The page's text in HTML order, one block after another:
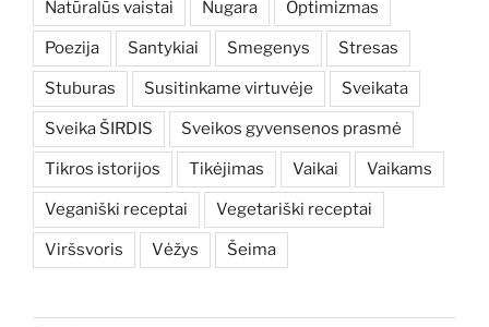
Natūralūs vaistai Nugara Optimizmas
Poezija Santykiai Smegenys Stresas
Stuburas Susitinkame virtuvėje Sveikata
Sveika ŠIRDIS Sveikos gyvensenos prasmė
Tikros istorijos Tikėjimas Vaikai Vaikams
Veganiški receptai Vegetariški receptai
Viršsvoris Vėžys Šeima